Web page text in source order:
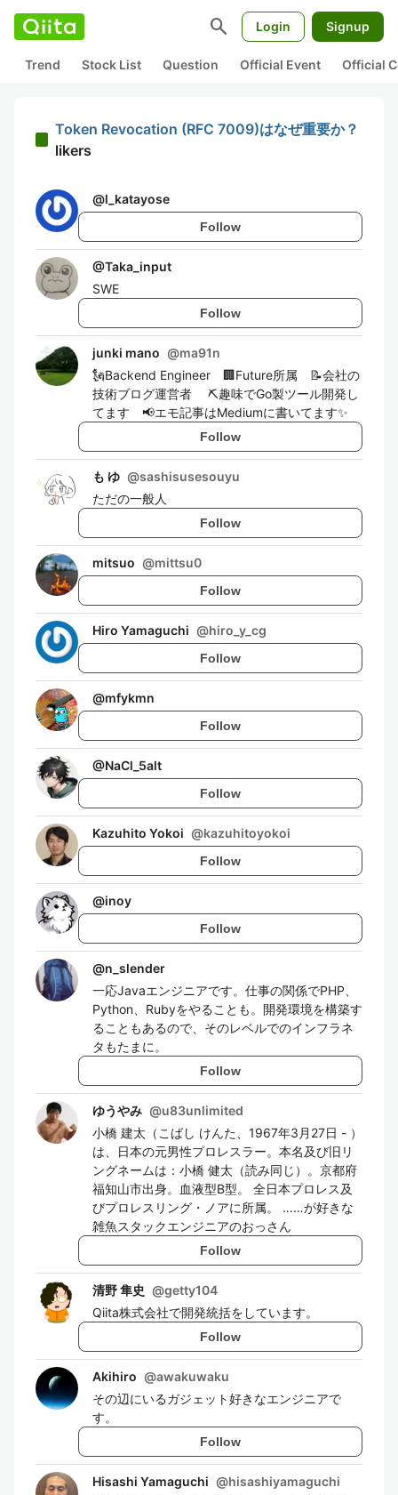
search Login Signup
Trend Stock List Question Official Event Official
Token Revocation (RFC 7009)はなぜ重要か？
likers
@l_katayose
Follow
@Taka_input
SWE
Follow
junki mano @ma91n
🗽Backend Engineer 🏢Future所属 📝会社の
技術ブログ運営者 ⛏趣味でGo製ツール開発し
てます 📢エモ記事はMediumに書いてます✨
Follow
も ゆ @sashisusesouyu
ただの一般人
Follow
mitsuo @mittsu0
Follow
Hiro Yamaguchi @hiro_y_cg
Follow
@mfykmn
Follow
@NaCl_5alt
Follow
Kazuhito Yokoi @kazuhitoyokoi
Follow
@inoy
Follow
@n_slender
一応Javaエンジニアです。仕事の関係でPHP、
Python、Rubyをやることも。開発環境を構築す
ることもあるので、そのレベルでのインフラネ
タもたまに。
Follow
ゆうやみ @u83unlimited
小橋 建太（こばし けんた、1967年3月27日 - ）
は、日本の元男性プロレスラー。本名及び旧リ
ングネームは：小橋 健太（読み同じ）。京都府
福知山市出身。血液型B型。 全日本プロレス及
びプロレスリング・ノアに所属。 ……が好きな
雑魚スタックエンジニアのおっさん
Follow
清野 隼史 @getty104
Qiita株式会社で開発統括をしています。
Follow
Akihiro @awakuwaku
その辺にいるガジェット好きなエンジニアで
す。
Follow
Hisashi Yamaguchi @hisashiyamaguchi